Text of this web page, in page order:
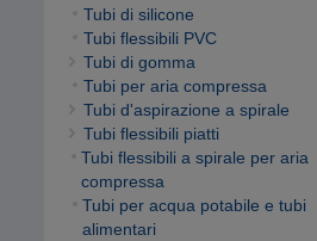
Tubi di silicone
Tubi flessibili PVC
Tubi di gomma
Tubi per aria compressa
Tubi d'aspirazione a spirale
Tubi flessibili piatti
Tubi flessibili a spirale per aria
compressa
Tubi per acqua potabile e tubi
alimentari